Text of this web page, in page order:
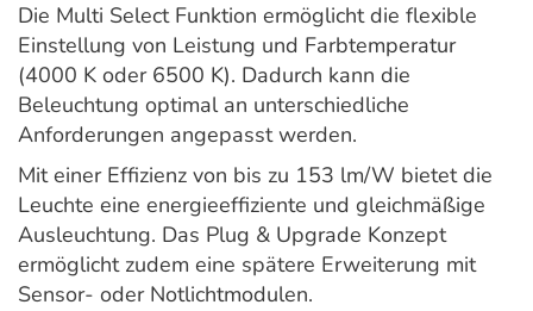
Die Multi Select Funktion ermöglicht die flexible
Einstellung von Leistung und Farbtemperatur
(4000 K oder 6500 K). Dadurch kann die
Beleuchtung optimal an unterschiedliche
Anforderungen angepasst werden.
Mit einer Effizienz von bis zu 153 lm/W bietet die
Leuchte eine energieeffiziente und gleichmäßige
Ausleuchtung. Das Plug & Upgrade Konzept
ermöglicht zudem eine spätere Erweiterung mit
Sensor- oder Notlichtmodulen.